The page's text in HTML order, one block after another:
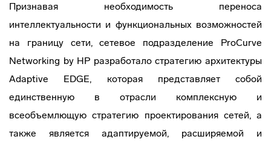
Признавая необходимость переноса
интеллектуальности и функциональных возможностей
на границу сети, сетевое подразделение ProCurve
Networking by HP разработало стратегию архитектуры
Adaptive EDGE, которая представляет собой
единственную в отрасли комплексную и
всеобъемлющую стратегию проектирования сетей, а
также является адаптируемой, расширяемой и